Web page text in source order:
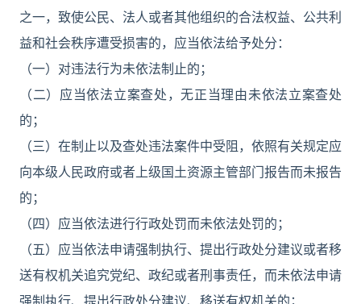
之一，致使公民、法人或者其他组织的合法权益、公共利
益和社会秩序遭受损害的，应当依法给予处分：
（一）对违法行为未依法制止的；
（二）应当依法立案查处，无正当理由未依法立案查处
的；
（三）在制止以及查处违法案件中受阻，依照有关规定应
向本级人民政府或者上级国土资源主管部门报告而未报告
的；
（四）应当依法进行行政处罚而未依法处罚的；
（五）应当依法申请强制执行、提出行政处分建议或者移
送有权机关追究党纪、政纪或者刑事责任，而未依法申请
强制执行、提出行政处分建议、移送有权机关的；